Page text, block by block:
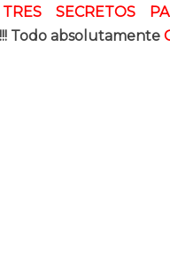
TRES SECRETOS
Todo absolutamente